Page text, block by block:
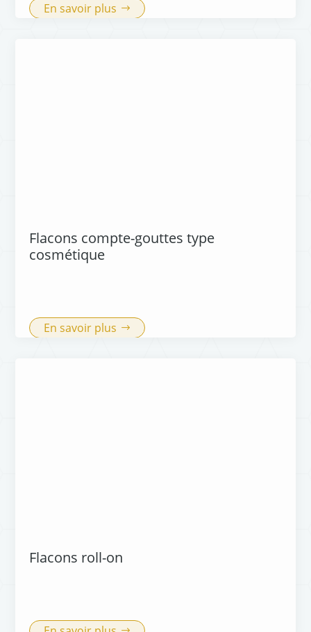
En savoir plus
Flacons compte-gouttes type
cosmétique
En savoir plus
Flacons roll-on